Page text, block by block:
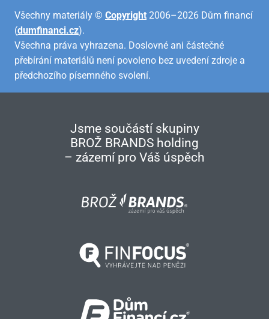
Všechny materiály © Copyright 2006–2026 Dům financí
(dumfinanci.cz).
Všechna práva vyhrazena. Doslovné ani částečné
přebírání materiálů není povoleno bez uvedení zdroje a
předchozího písemného svolení.
Jsme součástí skupiny
BROŽ BRANDS holding
– zázemí pro Váš úspěch